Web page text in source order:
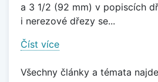
a 3 1/2 (92 mm) v popiscích
i nerezové dřezy se...
Číst více
Všechny články a témata